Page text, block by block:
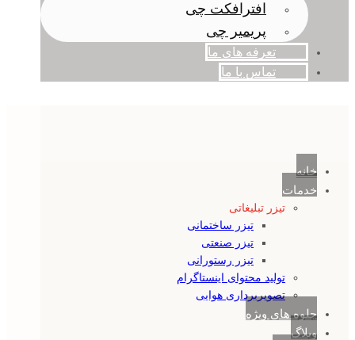
افترافکت چی
پریمیر چی
تعرفه های ما
تماس با ما
خانه
خدمات
تیزر تبلیغاتی
تیزر ساختمانی
تیزر صنعتی
تیزر رستورانی
تولید محتوای اینستاگرام
تصویربرداری هوایی
جلوه های ویژه
وبلاگ